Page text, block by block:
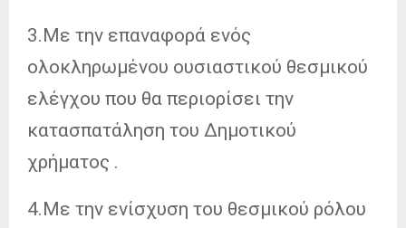
3.Με την επαναφορά ενός
ολοκληρωμένου ουσιαστικού θεσμικού
ελέγχου που θα περιορίσει την
κατασπατάληση του Δημοτικού
χρήματος .
4.Με την ενίσχυση του θεσμικού ρόλου